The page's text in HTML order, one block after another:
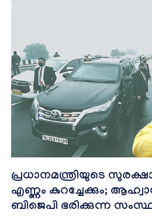
പ്രധാനമന്ത്രിയുടെ
എണ്ണം കുറച്ചേക്കും;
ബിജെപി ഭരിക്കുന്ന